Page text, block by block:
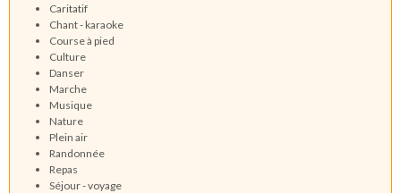
Caritatif
Chant - karaoke
Course à pied
Culture
Danser
Marche
Musique
Nature
Plein air
Randonnée
Repas
Séjour - voyage